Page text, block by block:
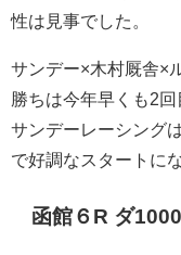
性は見事でした。
サンデー×木村厩舎×
勝ちは今年早くも2回
サンデーレーシング
で好調なスタートに
函館６R ダ